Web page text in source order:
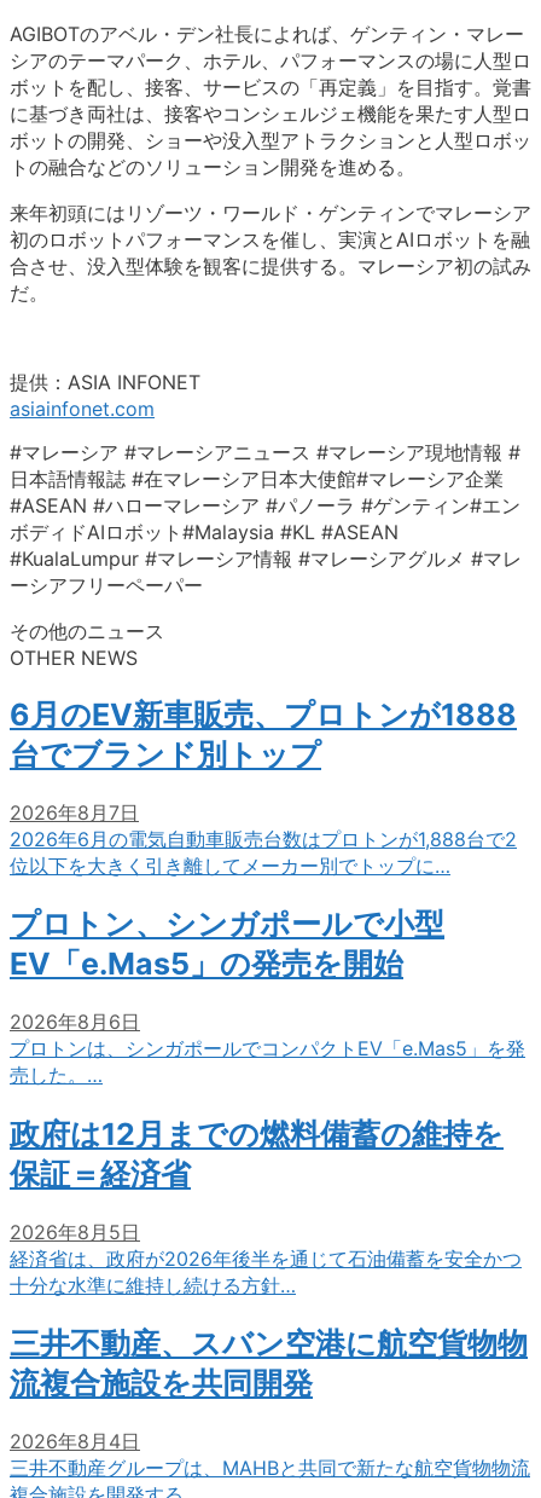
AGIBOTのアベル・デン社長によれば、ゲンティン・ マレー
シアのテーマパーク、ホテル、 パフォーマンスの場に人型ロ
ボットを配し、接客、サービスの「再定義」を目指す。覚書
に基づき両社は、 接客やコンシェルジェ機能を果たす人型ロ
ボットの開発、 ショーや没入型アトラクションと人型ロボッ
トの融合などのソリューション開発を進める。
来年初頭にはリゾーツ・ワールド・ ゲンティンでマレーシア
初のロボットパフォーマンスを催し、 実演とAIロボットを融
合させ、没入型体験を観客に提供する。 マレーシア初の試み
だ。
提供：ASIA INFONET
asiainfonet.com
#マレーシア #マレーシアニュース #マレーシア現地情報 #
日本語情報誌 #在マレーシア日本大使館#マレーシア企業
#ASEAN #ハローマレーシア #パノーラ #ゲンティン#エン
ボディドAIロボット#Malaysia #KL #ASEAN
#KualaLumpur #マレーシア情報 #マレーシアグルメ #マレ
ーシアフリーペーパー
その他のニュース
OTHER NEWS
6月のEV新車販売、プロトンが1888
台でブランド別トップ
2026年8月7日
2026年6月の電気自動車販売台数はプロトンが1,888台で2
位以下を大きく引き離してメーカー別でトップに…
プロトン、シンガポールで小型
EV「e.Mas5」の発売を開始
2026年8月6日
プロトンは、シンガポールでコンパクトEV「e.Mas5」を発
売した。…
政府は12月までの燃料備蓄の維持を
保証＝経済省
2026年8月5日
経済省は、政府が2026年後半を通じて石油備蓄を安全かつ
十分な水準に維持し続ける方針…
三井不動産、スバン空港に航空貨物物
流複合施設を共同開発
2026年8月4日
三井不動産グループは、MAHBと共同で新たな航空貨物物流